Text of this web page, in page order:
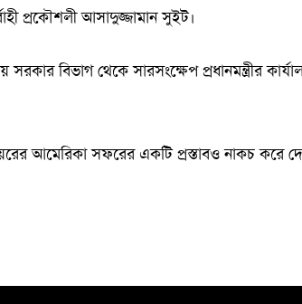
প্রকৌশলী আসাদুজ্জামান সুইট।
বিভাগ থেকে সারসংক্ষেপ প্রধানমন্ত্রীর
আমেরিকা সফরের একটি প্রস্তাবও নাকচ করে